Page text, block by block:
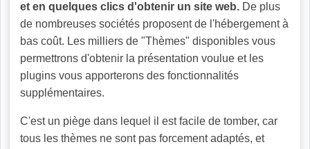
et en quelques clics d'obtenir un site web. De plus
de nombreuses sociétés proposent de l'hébergement à
bas coût. Les milliers de "Thèmes" disponibles vous
permettrons d'obtenir la présentation voulue et les
plugins vous apporterons des fonctionnalités
supplémentaires.
C'est un piège dans lequel il est facile de tomber, car
tous les thèmes ne sont pas forcement adaptés, et